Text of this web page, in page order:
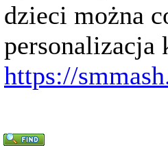
dzieci można
personalizacja
https://